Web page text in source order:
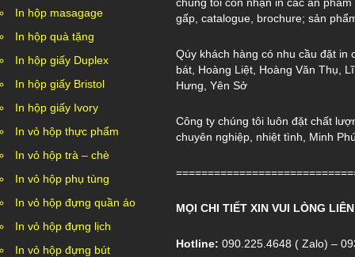
gấp, catalogue, brochure; sản
Qúy khách hàng có nhu cầu đặt in
bát, Hoàng Liệt, Hoàng Văn Thụ,
Hưng, Yên Sở
Công ty chúng tôi luôn đặt chất
chuyên nghiệp, nhiệt tình, Minh
MỌI CHI TIẾT XIN VUI LÒNG
Hotline: 090.225.4648 ( Zalo) –
In hộp masagage
In hộp quà tặng
In hộp giấy Duplex
In hộp giấy Bristol
In hộp giấy Ivory
In vỏ hộp thực phẩm
In vỏ hộp trà – chè
In vỏ hộp phụ tùng
In vỏ hộp đựng quần áo
In vỏ hộp đựng lịch
In vỏ hộp đựng bút